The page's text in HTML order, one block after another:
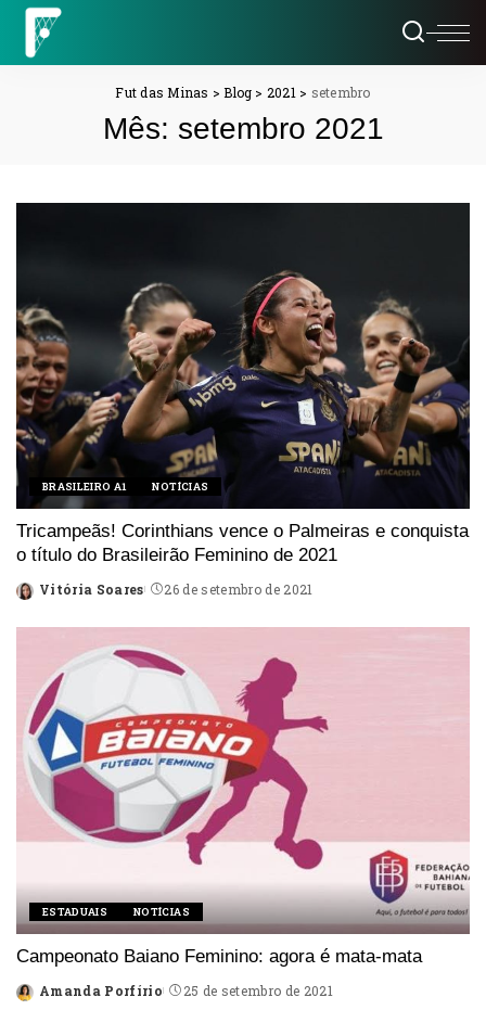
Fut das Minas >Blog > 2021 > setembro
Mês: setembro 2021
BRASILEIRO A1 NOTÍCIAS
Tricampeãs! Corinthians vence o Palmeiras e conquista
o título do Brasileirão Feminino de 2021
Posted
Vitória Soares 26 de setembro de 2021
ESTADUAIS NOTÍCIAS
Campeonato Baiano Feminino: agora é mata-mata
Posted
Amanda Porfírio 25 de setembro de 2021